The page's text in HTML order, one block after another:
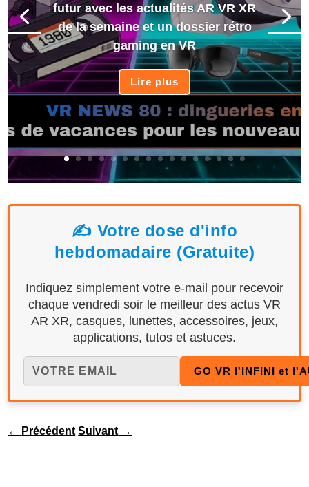
futur avec les actualités AR VR XR
de la semaine et un dossier rétro
gaming en VR
Lire plus
✍️ Votre dose d'info
hebdomadaire (Gratuite)
Indiquez simplement votre e-mail pour recevoir
chaque vendredi soir le meilleur des actus VR
AR XR, casques, lunettes, accessoires, jeux,
applications, tutos et astuces.
← Précédent Suivant →